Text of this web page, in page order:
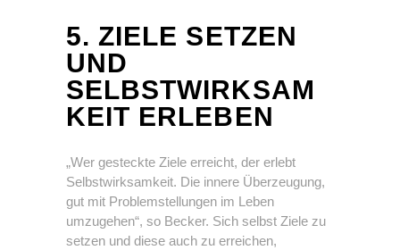
5. ZIELE SETZEN
UND
SELBSTWIRKSAM
KEIT ERLEBEN
„Wer gesteckte Ziele erreicht, der erlebt
Selbstwirksamkeit. Die innere Überzeugung,
gut mit Problemstellungen im Leben
umzugehen“, so Becker. Sich selbst Ziele zu
setzen und diese auch zu erreichen,